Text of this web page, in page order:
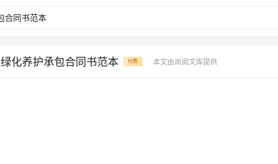
绿化养护承包合同书范本 付费 本文由尚阅文库提供